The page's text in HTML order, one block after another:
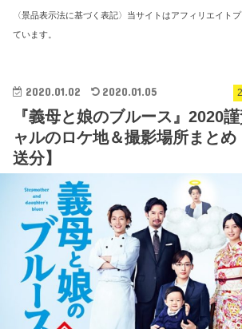
〈景品表示法に基づく表記〉当サイトはアフィリエイト
ています。
2020.01.02 2020.01.05
『義母と娘のブルース』2020
ャルのロケ地＆撮影場所まと
送分】